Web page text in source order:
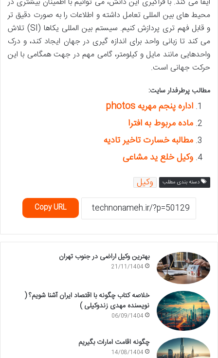
محیط های بین المللی تعامل داشته و اطلاعات را به صورت دقیق تر
و قابل فهم تری پردازش کنیم. سیستم بین المللی یکاها (SI) تلاش
می کند تا زبانی واحد برای اندازه گیری در جهان ایجاد کند، و درک
واحدهایی مانند مایل و کیلومتر، گامی مهم در جهت همگامی با این
حرکت جهانی است.
مطالب پرطرفدار سایت:
اداره پنجم مهریه photos
ماده مربوط به افترا
مطالبه خسارت تاخیر تادیه
وکیل خلع ید مشاعی
دسته بندی مطلب وکیل
Copy URL
بهترین وکیل اراضی در جنوب تهران
21/11/1404
خلاصه کتاب چگونه با اقتصاد ایران آشنا شویم؟ (
نویسنده مهدی زندوکیلی )
06/09/1404
چگونه اقامت امارات بگیریم
14/08/1404